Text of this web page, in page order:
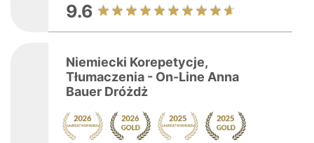
9.6
Niemiecki Korepetycje,
Tłumaczenia - On-Line Anna
Bauer Dróżdż